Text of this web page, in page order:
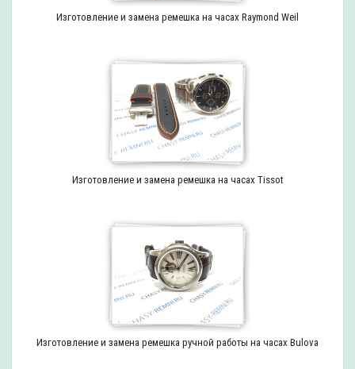
Изготовление и замена ремешка на часах Raymond Weil
Изготовление и замена ремешка на часах Tissot
Изготовление и замена ремешка ручной работы на часах Bulova